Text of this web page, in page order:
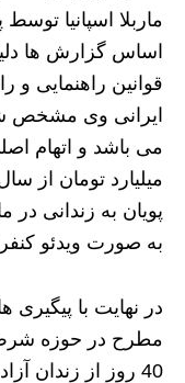
ماربلا اسپانیا
اساس گزارش ها
قوانین راهنمایی
ایرانی وی مشخص
پویان به زندانی در
به صورت ویدئو
در نهایت با
مطرح در حوزه شرط
40 روز از زندان